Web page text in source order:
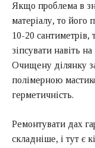
Якщо проблема в
матеріалу, то його
10-20 сантиметрів,
зіпсувати навіть
Очищену ділянку
полімерною
герметичність.
Ремонтувати дах
складніше, і тут є